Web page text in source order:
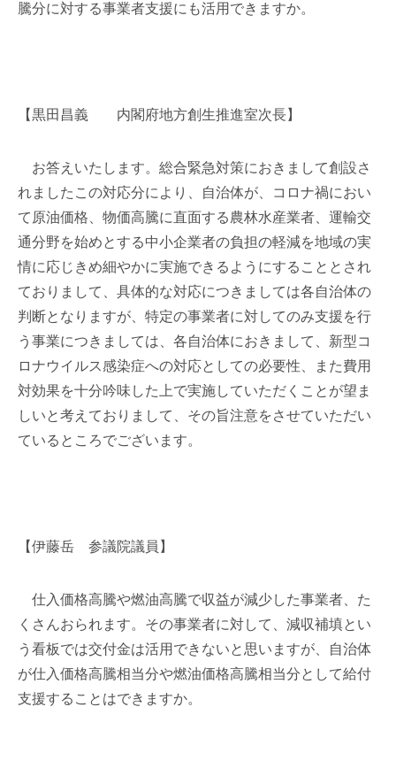
騰分に対する事業者支援にも活用できますか。
【黒田昌義 内閣府地方創生推進室次長】
お答えいたします。総合緊急対策におきまして創設さ
れましたこの対応分により、自治体が、コロナ禍におい
て原油価格、物価高騰に直面する農林水産業者、運輸交
通分野を始めとする中小企業者の負担の軽減を地域の実
情に応じきめ細やかに実施できるようにすることとされ
ておりまして、具体的な対応につきましては各自治体の
判断となりますが、特定の事業者に対してのみ支援を行
う事業につきましては、各自治体におきまして、新型コ
ロナウイルス感染症への対応としての必要性、また費用
対効果を十分吟味した上で実施していただくことが望ま
しいと考えておりまして、その旨注意をさせていただい
ているところでございます。
【伊藤岳 参議院議員】
仕入価格高騰や燃油高騰で収益が減少した事業者、た
くさんおられます。その事業者に対して、減収補填とい
う看板では交付金は活用できないと思いますが、自治体
が仕入価格高騰相当分や燃油価格高騰相当分として給付
支援することはできますか。